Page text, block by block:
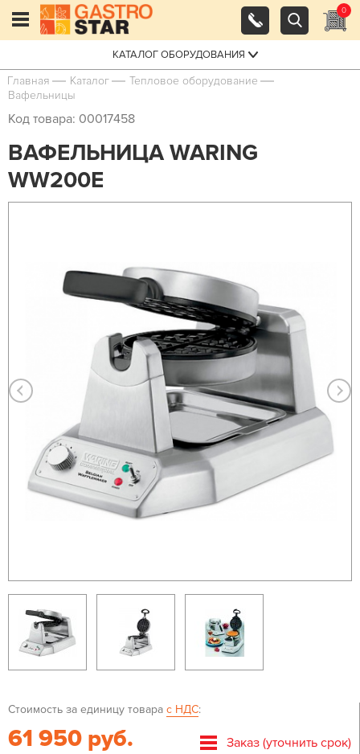
0
КАТАЛОГ ОБОРУДОВАНИЯ
Главная Каталог
Тепловое оборудование
Вафельницы
Код товара: 00017458
ВАФЕЛЬНИЦА WARING
WW200E
Стоимость за единицу товара с НДС:
61 950 руб. Заказ (уточнить срок)